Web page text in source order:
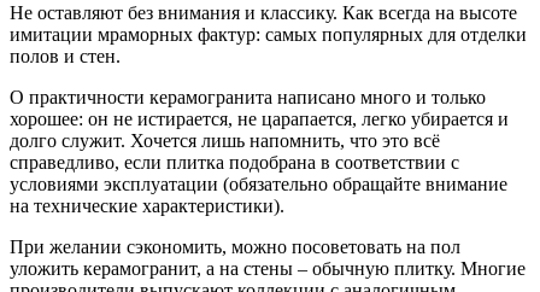
Не оставляют без внимания и классику. Как всегда на высоте
имитации мраморных фактур: самых популярных для отделки
полов и стен.
О практичности керамогранита написано много и только
хорошее: он не истирается, не царапается, легко убирается и
долго служит. Хочется лишь напомнить, что это всё
справедливо, если плитка подобрана в соответствии с
условиями эксплуатации (обязательно обращайте внимание
на технические характеристики).
При желании сэкономить, можно посоветовать на пол
уложить керамогранит, а на стены – обычную плитку. Многие